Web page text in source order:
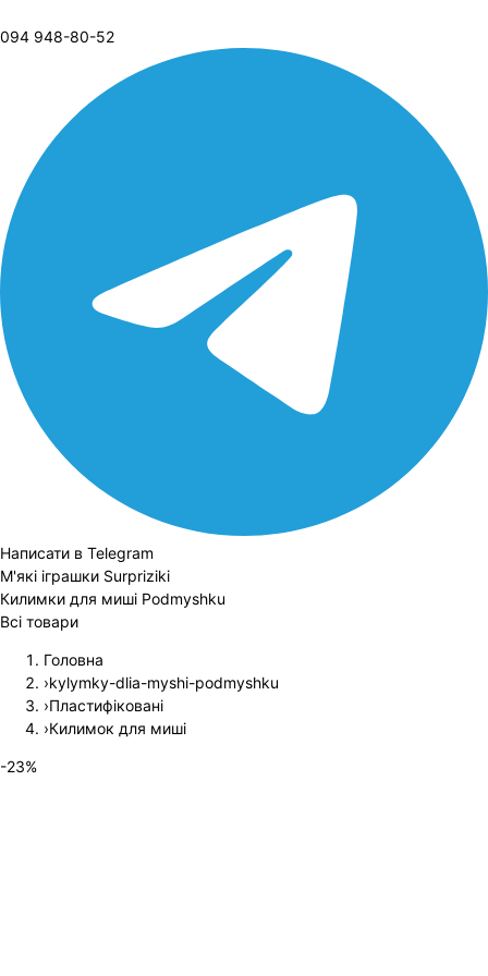
094 948-80-52
Написати в Telegram
М'які іграшки Surpriziki
Килимки для миші Podmyshku
Всі товари
Головна
›kylymky-dlia-myshi-podmyshku
›Пластифіковані
›Килимок для миші
-23%